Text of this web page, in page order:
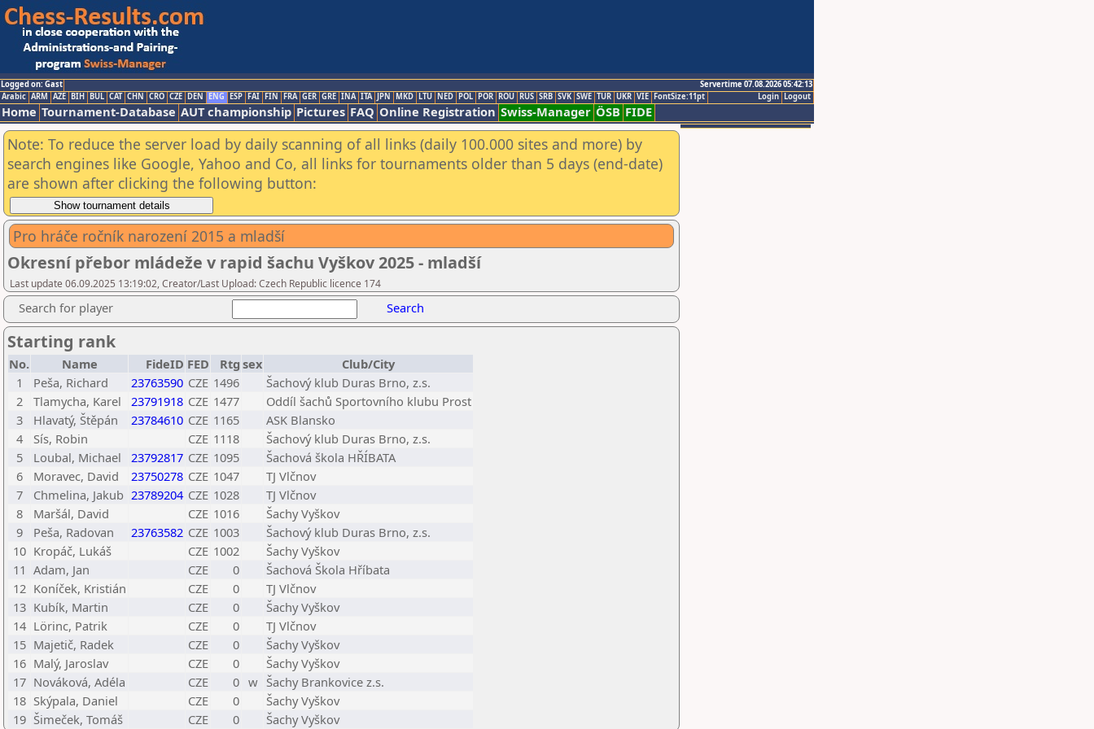
Logged on: Gast
Servertime 07.08.2026 05:42:13
Logout
Login
Arabic ARM AZE BIH BUL CAT CHN CRO CZE DEN ENG ESP FAI FIN FRA GER GRE INA ITA JPN MKD LTU NED POL POR ROU RUS SRB SVK SWE TUR UKR VIE FontSize:11pt
Home Tournament-Database AUT championship Pictures FAQ Online Registration Swiss-Manager ÖSB FIDE
Note: To reduce the server load by daily scanning of all links (daily 100.000 sites and more) by
search engines like Google, Yahoo and Co, all links for tournaments older than 5 days (end-date)
are shown after clicking the following button:
Pro hráče ročník narození 2015 a mladší
Okresní přebor mládeže v rapid šachu Vyškov 2025 - mladší
Last update 06.09.2025 13:19:02, Creator/Last Upload: Czech Republic licence 174
Search for player Search
Starting rank
No. Name FideID FED Rtg sex
Club/City
1
Peša, Richard 23763590 CZE 1496
Šachový klub Duras Brno, z.s.
2
Tlamycha, Karel 23791918 CZE 1477
Oddíl šachů Sportovního klubu Prost
3
Hlavatý, Štěpán 23784610 CZE 1165
ASK Blansko
4
Sís, Robin CZE 1118
Šachový klub Duras Brno, z.s.
5
Loubal, Michael 23792817 CZE 1095
Šachová škola HŘÍBATA
6
Moravec, David 23750278 CZE 1047
TJ Vlčnov
7
Chmelina, Jakub 23789204 CZE 1028
TJ Vlčnov
8
Maršál, David CZE 1016
Šachy Vyškov
9
Peša, Radovan 23763582 CZE 1003
Šachový klub Duras Brno, z.s.
10 Kropáč, Lukáš CZE 1002
Šachy Vyškov
11 Adam, Jan CZE 0
Šachová Škola Hříbata
12 Koníček, Kristián CZE 0
TJ Vlčnov
13 Kubík, Martin CZE 0
Šachy Vyškov
14 Lörinc, Patrik CZE 0
TJ Vlčnov
15 Majetič, Radek CZE 0
Šachy Vyškov
16 Malý, Jaroslav CZE 0
Šachy Vyškov
17 Nováková, Adéla CZE 0 w Šachy Brankovice z.s.
18 Skýpala, Daniel CZE 0
Šachy Vyškov
19 Šimeček, Tomáš CZE 0 Šachy Vyškov